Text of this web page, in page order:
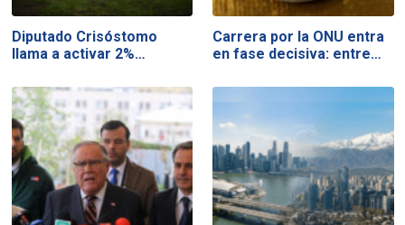
Diputado Crisóstomo
llama a activar 2%…
Carrera por la ONU entra
en fase decisiva: entre…